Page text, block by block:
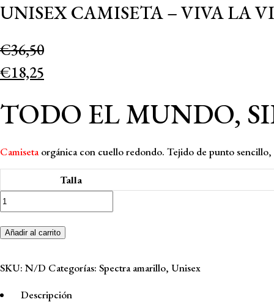
UNISEX CAMISETA – VIVA LA
€36,50
€18,25
TODO EL MUNDO,
Camisetaorgánica con cuello redondo. Tejido de punto
Talla
Unisex
camiseta
-
Viva
Vida
Añadir al carrito
SKU: N/D Categorías: Spectra amarillo, Unisex
Descripción